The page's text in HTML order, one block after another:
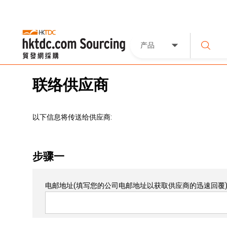
产品
联络供应商
以下信息将传送给供应商:
步骤一
电邮地址(填写您的公司电邮地址以获取供应商的迅速回覆)